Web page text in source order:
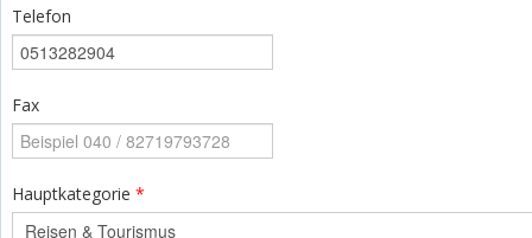
Telefon
Fax
Hauptkategorie *